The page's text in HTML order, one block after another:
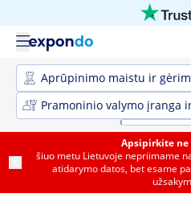
Aprūpinimo maistu ir
Pramoninio valymo įranga
Apsipirkite
šiuo metu Lietuvoje nepriimame
atidarymo datos, bet esame